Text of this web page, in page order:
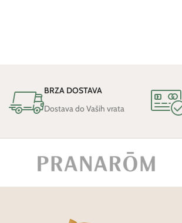
BRZA DOSTAVA
Dostava do Vaših vrata